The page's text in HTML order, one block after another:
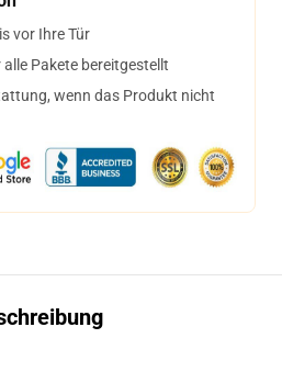
vor Ihre Tür
Pakete bereitgestellt
wenn das Produkt nicht